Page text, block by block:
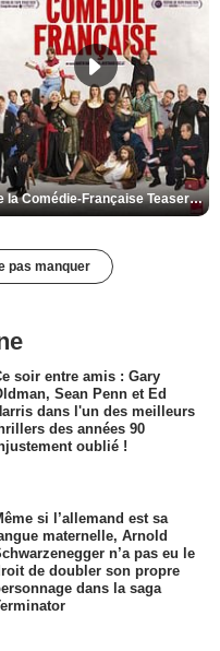
De la Comédie-Française Teaser VF
pas manquer
soir entre amis : Gary
Sean Penn et Ed
dans l'un des meilleurs
des années 90
oublié !
si l’allemand est sa
maternelle, Arnold
n’a pas eu le
de doubler son propre
dans la saga